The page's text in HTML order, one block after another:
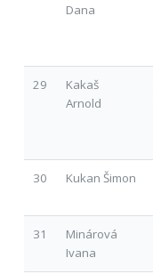
Dana
29
Kakaš
Arnold
30 Kukan Šimon
31
Minárová
Ivana